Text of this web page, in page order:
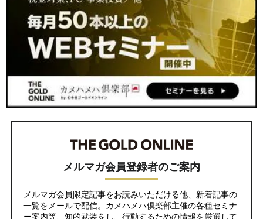
メルマガ会員登録者のご案内
メルマガ会員限定記事をお読みいただける他、新着記事の
一覧をメールで配信。カメハメハ倶楽部主催の各種セミナ
ー案内等、知的武装をし、行動するための情報を厳選して